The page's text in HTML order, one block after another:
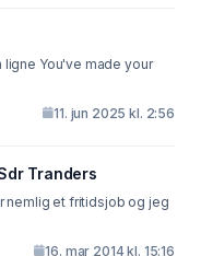
You've made your
11. jun 2025 kl. 2:56
Tranders
nemlig et fritidsjob og jeg
16. mar 2014 kl. 15:16